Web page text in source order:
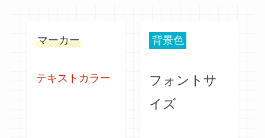
マーカー 背景色
テキストカラー
フォントサ
イズ